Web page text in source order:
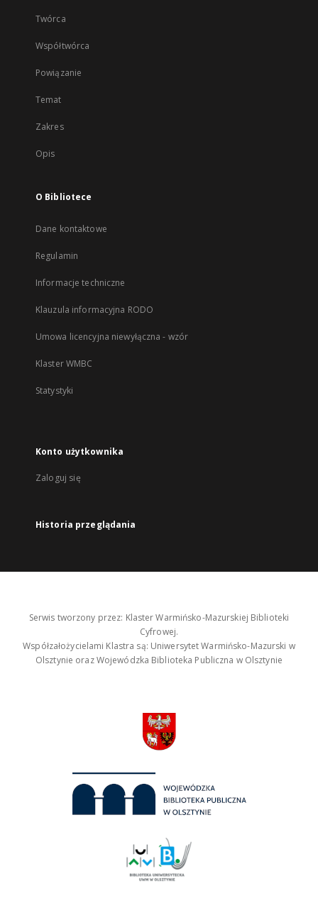
Twórca
Współtwórca
Powiązanie
Temat
Zakres
Opis
O Bibliotece
Dane kontaktowe
Regulamin
Informacje techniczne
Klauzula informacyjna RODO
Umowa licencyjna niewyłączna - wzór
Klaster WMBC
Statystyki
Konto użytkownika
Zaloguj się
Historia przeglądania
Serwis tworzony przez: Klaster Warmińsko-Mazurskiej Biblioteki
Cyfrowej.
Współzałożycielami Klastra są: Uniwersytet Warmińsko-Mazurski w
Olsztynie oraz Wojewódzka Biblioteka Publiczna w Olsztynie